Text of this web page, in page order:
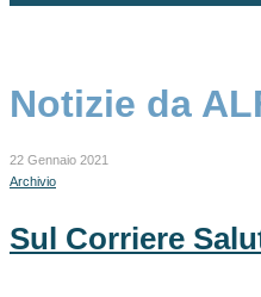
Notizie da
22 Gennaio 2021
Archivio
Sul Corriere